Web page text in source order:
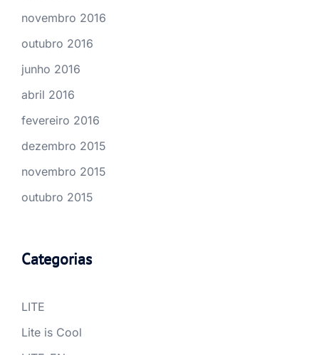
novembro 2016
outubro 2016
junho 2016
abril 2016
fevereiro 2016
dezembro 2015
novembro 2015
outubro 2015
Categorias
LITE
Lite is Cool